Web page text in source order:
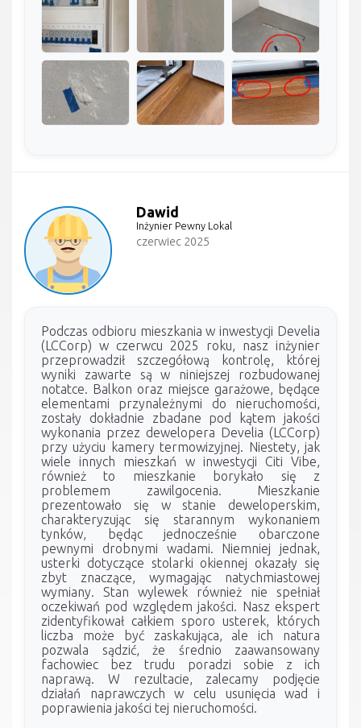
Dawid
Inżynier Pewny Lokal
czerwiec 2025
Podczas odbioru mieszkania w inwestycji Develia
(LCCorp) w czerwcu 2025 roku, nasz inżynier
przeprowadził szczegółową kontrolę, której
wyniki zawarte są w niniejszej rozbudowanej
notatce. Balkon oraz miejsce garażowe, będące
elementami przynależnymi do nieruchomości,
zostały dokładnie zbadane pod kątem jakości
wykonania przez dewelopera Develia (LCCorp)
przy użyciu kamery termowizyjnej. Niestety, jak
wiele innych mieszkań w inwestycji Citi Vibe,
również to mieszkanie borykało się z
problemem zawilgocenia. Mieszkanie
prezentowało się w stanie deweloperskim,
charakteryzując się starannym wykonaniem
tynków, będąc jednocześnie obarczone
pewnymi drobnymi wadami. Niemniej jednak,
usterki dotyczące stolarki okiennej okazały się
zbyt znaczące, wymagając natychmiastowej
wymiany. Stan wylewek również nie spełniał
oczekiwań pod względem jakości. Nasz ekspert
zidentyfikował całkiem sporo usterek, których
liczba może być zaskakująca, ale ich natura
pozwala sądzić, że średnio zaawansowany
fachowiec bez trudu poradzi sobie z ich
naprawą. W rezultacie, zalecamy podjęcie
działań naprawczych w celu usunięcia wad i
poprawienia jakości tej nieruchomości.